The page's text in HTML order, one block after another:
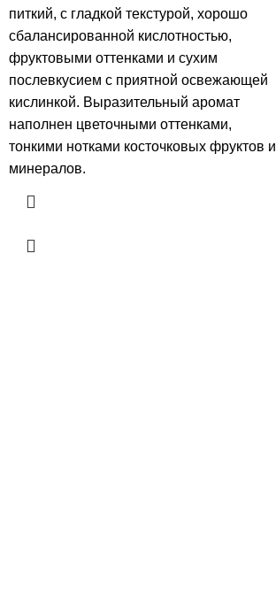
питкий, с гладкой текстурой, хорошо
сбалансированной кислотностью,
фруктовыми оттенками и сухим
послевкусием с приятной освежающей
кислинкой. Выразительный аромат
наполнен цветочными оттенками,
тонкими нотками косточковых фруктов и
минералов.